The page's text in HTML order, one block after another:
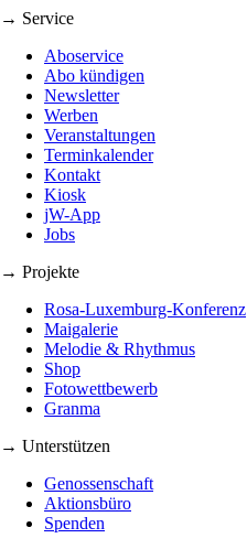
→ Service
Aboservice
Abo kündigen
Newsletter
Werben
Veranstaltungen
Terminkalender
Kontakt
Kiosk
jW-App
Jobs
→ Projekte
Rosa-Luxemburg-Konferenz
Maigalerie
Melodie & Rhythmus
Shop
Fotowettbewerb
Granma
→ Unterstützen
Genossenschaft
Aktionsbüro
Spenden